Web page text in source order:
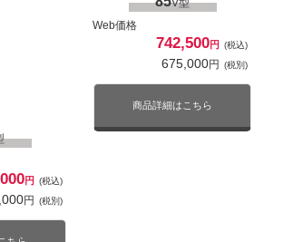
Web価格
742,500円 (税込)
675,000円 (税別)
商品詳細はこちら
円 (税込)
円 (税別)